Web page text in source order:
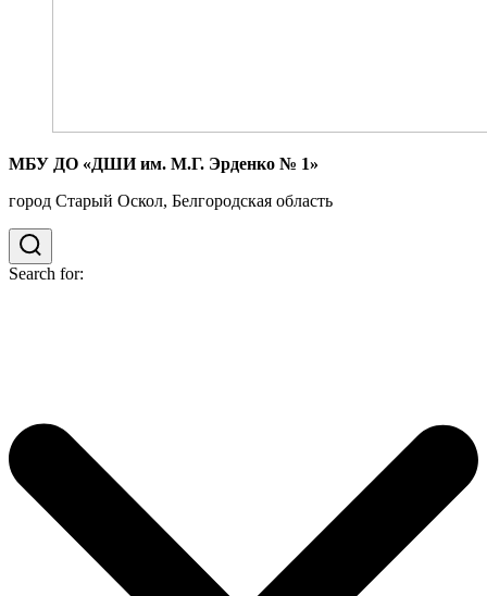
МБУ ДО «ДШИ им. М.Г. Эрденко № 1»
город Старый Оскол, Белгородская область
Search for: